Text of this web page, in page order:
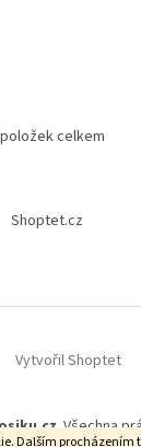
Dalším
O
d
p
v
ý
položek celkem
Shoptet.cz
Vytvořil Shoptet
. Všechna